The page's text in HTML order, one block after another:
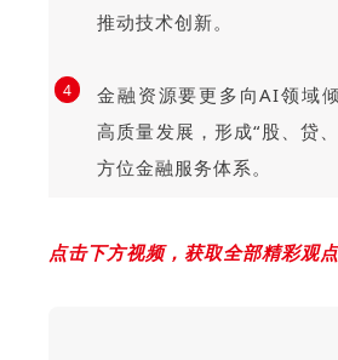
推动技术创新。
4
金融资源要更多向AI领域
高质量发展，形成“股、贷
方位金融服务体系。
点击下方视频，获取全部精彩观